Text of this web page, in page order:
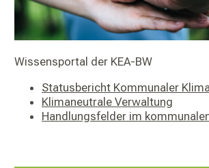
Wissensportal der KEA-BW
Statusbericht Kommunaler
Klimaneutrale Verwaltung
Handlungsfelder im